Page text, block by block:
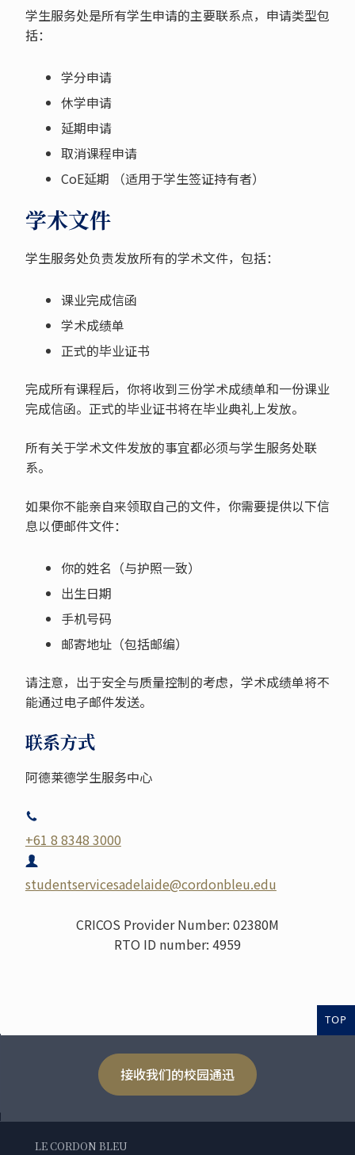
学生服务处是所有学生申请的主要联系点，申请类型包
括：
学分申请
休学申请
延期申请
取消课程申请
CoE延期 （适用于学生签证持有者）
学术文件
学生服务处负责发放所有的学术文件，包括：
课业完成信函
学术成绩单
正式的毕业证书
完成所有课程后，你将收到三份学术成绩单和一份课业
完成信函。正式的毕业证书将在毕业典礼上发放。
所有关于学术文件发放的事宜都必须与学生服务处联
系。
如果你不能亲自来领取自己的文件，你需要提供以下信
息以便邮件文件：
你的姓名（与护照一致）
出生日期
手机号码
邮寄地址（包括邮编）
请注意，出于安全与质量控制的考虑，学术成绩单将不
能通过电子邮件发送。
联系方式
阿德莱德学生服务中心
+61 8 8348 3000
studentservicesadelaide@cordonbleu.edu
CRICOS Provider Number: 02380M
RTO ID number: 4959
TOP
接收我们的校园通迅
LE CORDON BLEU